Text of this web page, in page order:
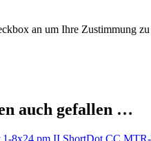
an um Ihre Zustimmung
auch gefallen …